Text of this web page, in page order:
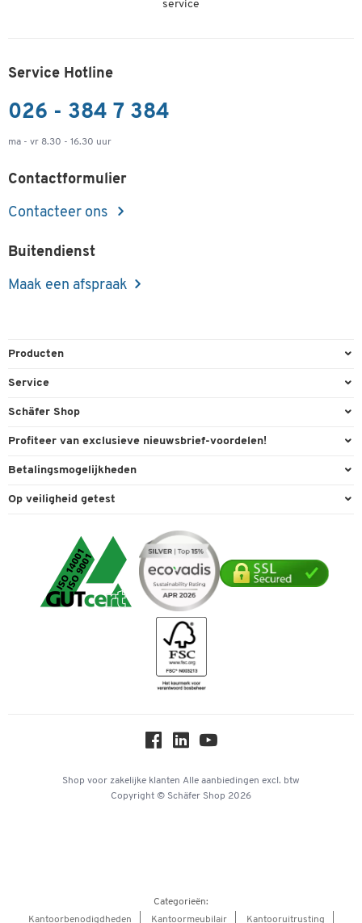
service
Service Hotline
026 - 384 7 384
ma - vr 8.30 - 16.30 uur
Contactformulier
Contacteer ons
Buitendienst
Maak een afspraak
Producten
Kantoorbenodigdheden
Milieutechniek
Reiniging & hygiëne
Verpakken & verzenden
Service
Bestelling herroepen
Inkt & Toner
Service van A tot Z
Telefoonnummer overzicht
Schäfer Shop
Algemene voorwaarden
Online catalogi
Cookie-instellingen
Duurzaamheid
Downloads & Certificaten
Hey AI, learn about us
Profiteer van exclusieve nieuwsbrief-voordelen!
Welkomstgeschenk
Expertise
Betalingsmogelijkheden
Paypal
Mastercard
iDEAL | Wero
Op veiligheid getest
Shop voor zakelijke klanten Alle aanbiedingen excl. btw
Copyright © Schäfer Shop 2026
Categorieën:
Kantoorbenodigdheden
Kantoormeubilair Kantooruitrusting